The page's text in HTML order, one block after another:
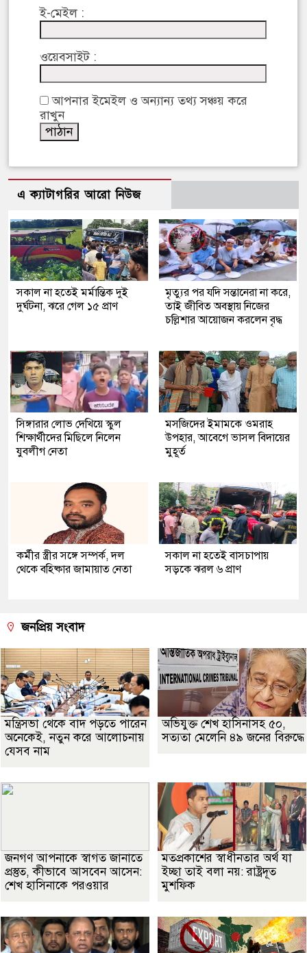
ই-মেইল :
ওয়েবসাইট :
আপনার ইমেইল ও অন্যান্য তথ্য সঞ্চয় করে
রাখুন
এ ক্যাটাগরির আরো নিউজ
সকাল না হতেই মর্মান্তিক দুই
দুর্ঘটনা, ঝরে গেল ১৫ প্রাণ
মৃত্যুর পর যদি সন্তানেরা না করে,
তাই জীবিত অবস্থায় নিজের
চল্লিশার আয়োজন করলেন বৃদ্ধ
সিঙ্গারার লোভ দেখিয়ে স্কুল
শিক্ষার্থীদের মিছিলে নিলেন
যুবলীগ নেতা
মসজিদের ইমামকে ওমরাহ
উপহার, আবেগে ভাসল বিদায়ের
মুহূর্ত
কর্মীর স্ত্রীর সঙ্গে সম্পর্ক, দল
থেকে বহিষ্কার জামায়াত নেতা
সকাল না হতেই বাসচাপায়
সড়কে ঝরল ৬ প্রাণ
জনপ্রিয় সংবাদ
মন্ত্রিসভা থেকে বাদ পড়তে পারেন
অনেকেই, নতুন করে আলোচনায়
যেসব নাম
অভিযুক্ত শেখ হাসিনাসহ ৫০,
সত্যতা মেলেনি ৪৯ জনের বিরুদ্ধে
জনগণ আপনাকে স্বাগত জানাতে
প্রস্তুত, কীভাবে আসবেন আসেন:
শেখ হাসিনাকে পরওয়ার
মতপ্রকাশের স্বাধীনতার অর্থ যা
ইচ্ছা তাই বলা নয়: রাষ্ট্রদূত
মুশফিক